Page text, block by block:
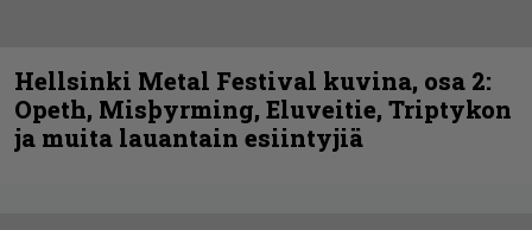
Hellsinki Metal Festival kuvina, osa 2:
Opeth, Misþyrming, Eluveitie, Triptykon
ja muita lauantain esiintyjiä